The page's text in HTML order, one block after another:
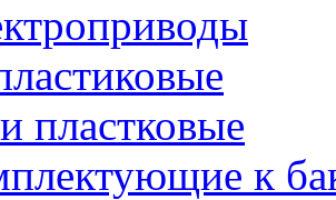
пластковые
к